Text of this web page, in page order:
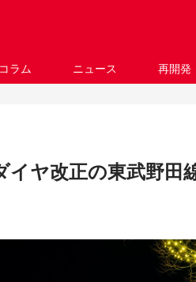
ラム ニュース 再開発
イヤ改正の東武野田